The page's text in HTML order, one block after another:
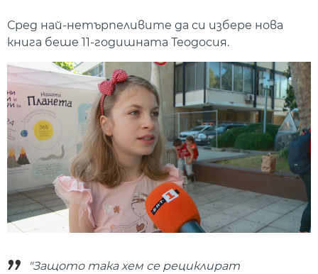
Сред най-нетърпеливите да си избере нова
книга беше 11-годишната Теодосия.
"Защото така хем се рециклират